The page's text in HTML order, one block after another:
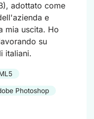
adottato come
e
mia uscita. Ho
su
italiani.
Photoshop